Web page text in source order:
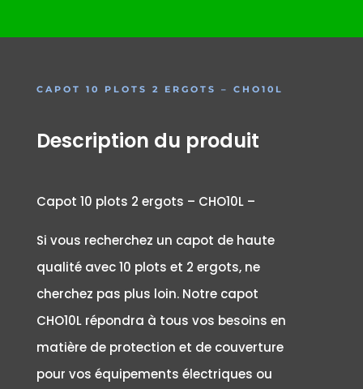
CAPOT 10 PLOTS 2 ERGOTS – CHO10L
Description du produit
Capot 10 plots 2 ergots – CHO10L –
Si vous recherchez un capot de haute
qualité avec 10 plots et 2 ergots, ne
cherchez pas plus loin. Notre capot
CHO10L répondra à tous vos besoins en
matière de protection et de couverture
pour vos équipements électriques ou